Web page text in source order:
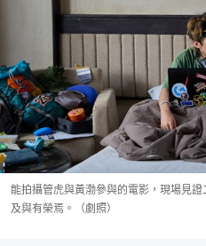
能拍攝管虎與黃渤參與的電影，現場見
及與有榮焉。（劇照）